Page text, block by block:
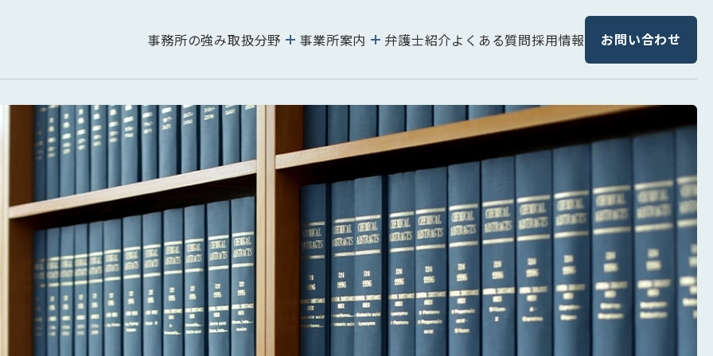
事務所の強み取扱分野 事業所案内 弁護士紹介よくある質問採用情報 お問い合わせ